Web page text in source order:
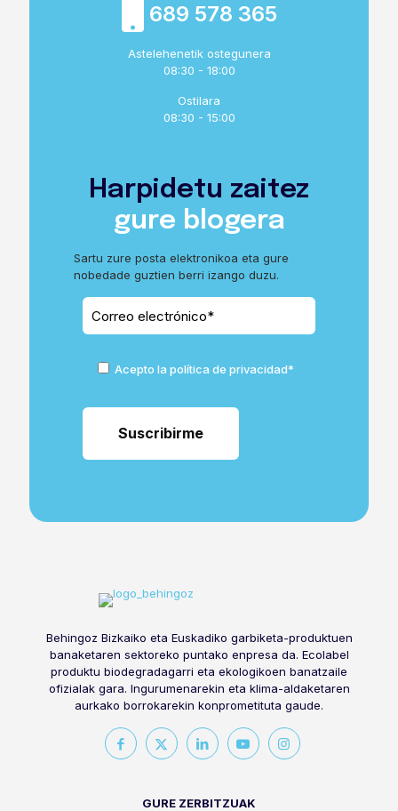
689 578 365
Astelehenetik ostegunera
08:30 - 18:00
Ostilara
08:30 - 15:00
Harpidetu zaitez
gure blogera
Sartu zure posta elektronikoa eta gure
nobedade guztien berri izango duzu.
Acepto la política de privacidad*
Behingoz Bizkaiko eta Euskadiko garbiketa-produktuen
banaketaren sektoreko puntako enpresa da. Ecolabel
produktu biodegradagarri eta ekologikoen banatzaile
ofizialak gara. Ingurumenarekin eta klima-aldaketaren
aurkako borrokarekin konprometituta gaude.
GURE ZERBITZUAK